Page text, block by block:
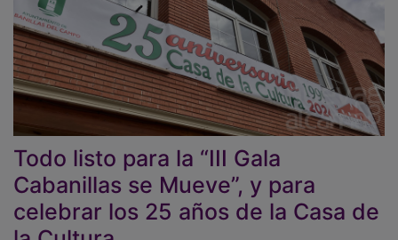
Todo listo para la “III Gala
Cabanillas se Mueve”, y para
celebrar los 25 años de la Casa de
la Cultura